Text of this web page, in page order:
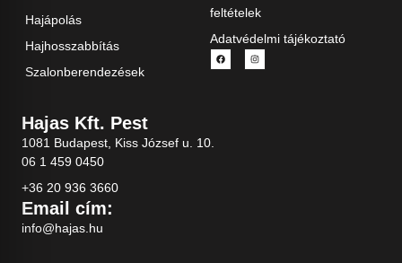
Hajápolás
Hajhosszabbítás
Szalonberendezések
feltételek
Adatvédelmi tájékoztató
Hajas Kft. Pest
1081 Budapest, Kiss József u. 10.
06 1 459 0450
+36 20 936 3660
Email cím:
info@hajas.hu